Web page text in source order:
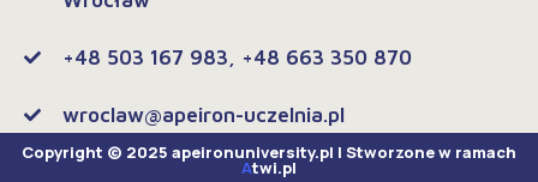
+48 503 167 983, +48 663 350 870
wroclaw@apeiron-uczelnia.pl
Copyright © 2025 apeironuniversity.pl | Stworzone w ramach
Atwi.pl